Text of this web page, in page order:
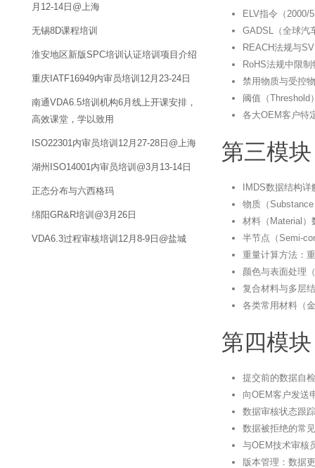
ELV指令（2000/
GADSL（全球汽
REACH法规与
RoHS法规中限
禁用物质与受控
阈值（Threshold
各大OEM客户特
第三模
IMDS数据结构
物质（
材料（Material）
半节点（Semi-
重量计算方法：
颜色与表面处理
复合材料与多层
各类常用材料（
第四模
提交前的数据自
向OEM客户发送
数据审核状态跟
数据被拒绝的常
与OEM技术审核
版本管理：数据
月12-14日@上海
无锡8D课程培训
淮安地区新版SPC培训认证培训项目介绍
重庆IATF16949内审员培训12月23-24日
南通VDA6.5培训机构6月线上开课安排，
高效课堂，学以致用
ISO22301内审员培训12月27-28日@上海
湖州ISO14001内审员培训@3月13-14日
正态分布与六西格玛
绵阳GR&R培训@3月26日
VDA6.3过程审核培训12月8-9日@盐城